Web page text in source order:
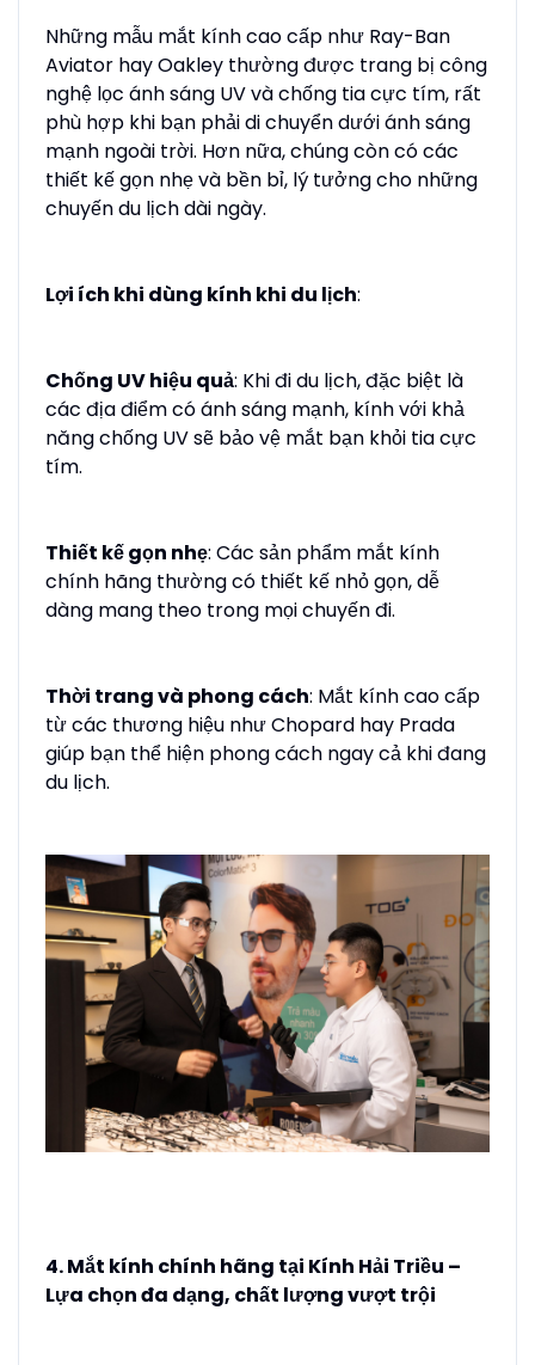
Những mẫu mắt kính cao cấp như Ray-Ban
Aviator hay Oakley thường được trang bị công
nghệ lọc ánh sáng UV và chống tia cực tím, rất
phù hợp khi bạn phải di chuyển dưới ánh sáng
mạnh ngoài trời. Hơn nữa, chúng còn có các
thiết kế gọn nhẹ và bền bỉ, lý tưởng cho những
chuyến du lịch dài ngày.
Lợi ích khi dùng kính khi du lịch:
Chống UV hiệu quả: Khi đi du lịch, đặc biệt là
các địa điểm có ánh sáng mạnh, kính với khả
năng chống UV sẽ bảo vệ mắt bạn khỏi tia cực
tím.
Thiết kế gọn nhẹ: Các sản phẩm mắt kính
chính hãng thường có thiết kế nhỏ gọn, dễ
dàng mang theo trong mọi chuyến đi.
Thời trang và phong cách: Mắt kính cao cấp
từ các thương hiệu như Chopard hay Prada
giúp bạn thể hiện phong cách ngay cả khi đang
du lịch.
4. Mắt kính chính hãng tại Kính Hải Triều –
Lựa chọn đa dạng, chất lượng vượt trội